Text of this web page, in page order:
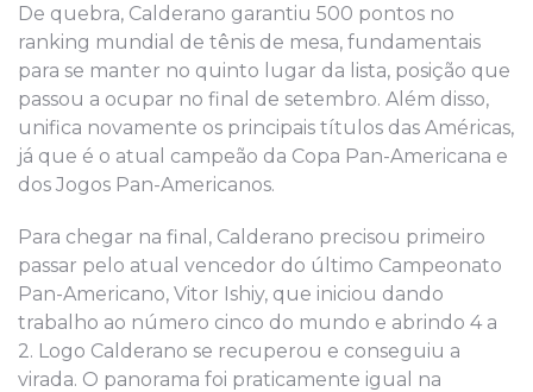
De quebra, Calderano garantiu 500 pontos no
ranking mundial de tênis de mesa, fundamentais
para se manter no quinto lugar da lista, posição que
passou a ocupar no final de setembro. Além disso,
unifica novamente os principais títulos das Américas,
já que é o atual campeão da Copa Pan-Americana e
dos Jogos Pan-Americanos.
Para chegar na final, Calderano precisou primeiro
passar pelo atual vencedor do último Campeonato
Pan-Americano, Vitor Ishiy, que iniciou dando
trabalho ao número cinco do mundo e abrindo 4 a
2. Logo Calderano se recuperou e conseguiu a
virada. O panorama foi praticamente igual na